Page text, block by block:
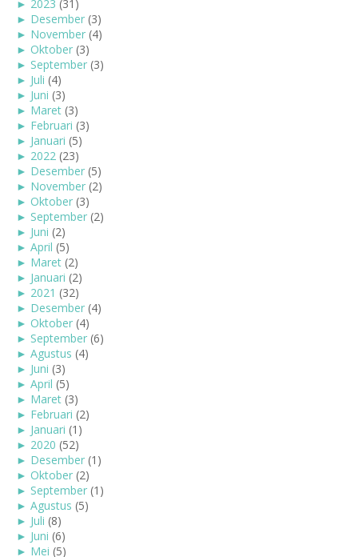
► 2023 (31)
► Desember (3)
► November (4)
► Oktober (3)
► September (3)
► Juli (4)
► Juni (3)
► Maret (3)
► Februari (3)
► Januari (5)
► 2022 (23)
► Desember (5)
► November (2)
► Oktober (3)
► September (2)
► Juni (2)
► April (5)
► Maret (2)
► Januari (2)
► 2021 (32)
► Desember (4)
► Oktober (4)
► September (6)
► Agustus (4)
► Juni (3)
► April (5)
► Maret (3)
► Februari (2)
► Januari (1)
► 2020 (52)
► Desember (1)
► Oktober (2)
► September (1)
► Agustus (5)
► Juli (8)
► Juni (6)
► Mei (5)